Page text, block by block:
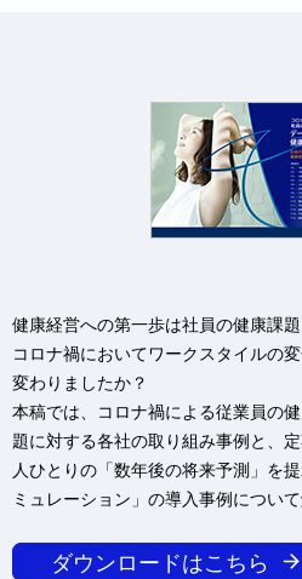
健康経営への第一歩は社員の健康課
コロナ禍においてワークスタイルの
変わりましたか？
本稿では、コロナ禍による従業員の
題に対する各社の取り組み事例と、
人ひとりの「数年後の将来予測」を
ミュレーション」の導入事例について
ダウンロードはこちら